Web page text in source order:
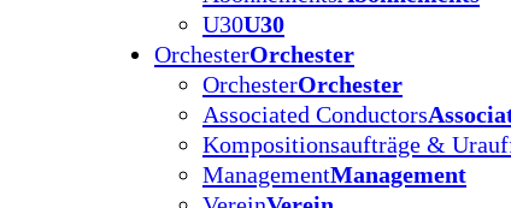
U30U30
OrchesterOrchester
OrchesterOrchester
Associated Conductors
Kompositionsaufträge &
ManagementManagement